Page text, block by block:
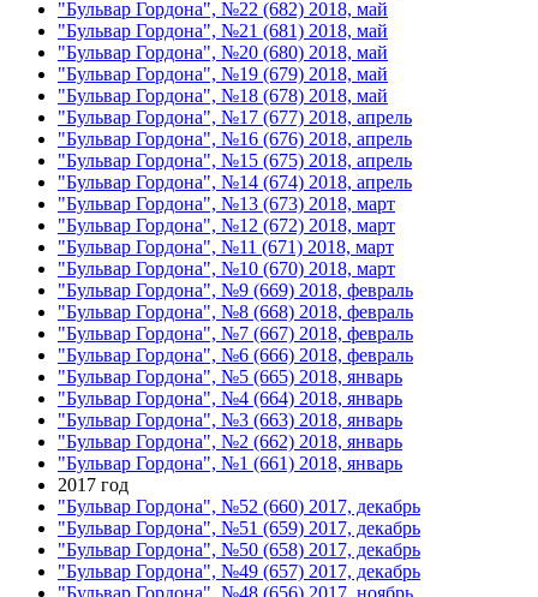
"Бульвар Гордона", №22 (682) 2018, май
"Бульвар Гордона", №21 (681) 2018, май
"Бульвар Гордона", №20 (680) 2018, май
"Бульвар Гордона", №19 (679) 2018, май
"Бульвар Гордона", №18 (678) 2018, май
"Бульвар Гордона", №17 (677) 2018, апрель
"Бульвар Гордона", №16 (676) 2018, апрель
"Бульвар Гордона", №15 (675) 2018, апрель
"Бульвар Гордона", №14 (674) 2018, апрель
"Бульвар Гордона", №13 (673) 2018, март
"Бульвар Гордона", №12 (672) 2018, март
"Бульвар Гордона", №11 (671) 2018, март
"Бульвар Гордона", №10 (670) 2018, март
"Бульвар Гордона", №9 (669) 2018, февраль
"Бульвар Гордона", №8 (668) 2018, февраль
"Бульвар Гордона", №7 (667) 2018, февраль
"Бульвар Гордона", №6 (666) 2018, февраль
"Бульвар Гордона", №5 (665) 2018, январь
"Бульвар Гордона", №4 (664) 2018, январь
"Бульвар Гордона", №3 (663) 2018, январь
"Бульвар Гордона", №2 (662) 2018, январь
"Бульвар Гордона", №1 (661) 2018, январь
2017 год
"Бульвар Гордона", №52 (660) 2017, декабрь
"Бульвар Гордона", №51 (659) 2017, декабрь
"Бульвар Гордона", №50 (658) 2017, декабрь
"Бульвар Гордона", №49 (657) 2017, декабрь
"Бульвар Гордона", №48 (656) 2017, ноябрь